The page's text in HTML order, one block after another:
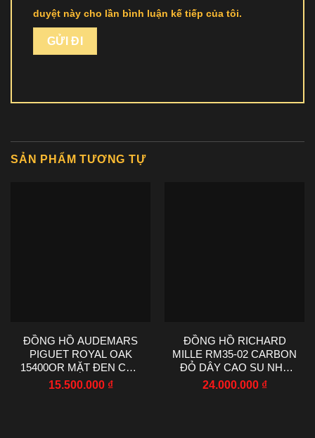
duyệt này cho lần bình luận kế tiếp của tôi.
SẢN PHẨM TƯƠNG TỰ
ĐỒNG HỒ AUDEMARS
PIGUET ROYAL OAK
15400OR MẶT ĐEN CHẾ
TÁC NHÀ MÁY IP 41MM
15.500.000 ₫
ĐỒNG HỒ RICHARD
MILLE RM35-02 CARBON
ĐỎ DÂY CAO SU NHÀ
MÁY R7 44.5X50MM
24.000.000 ₫